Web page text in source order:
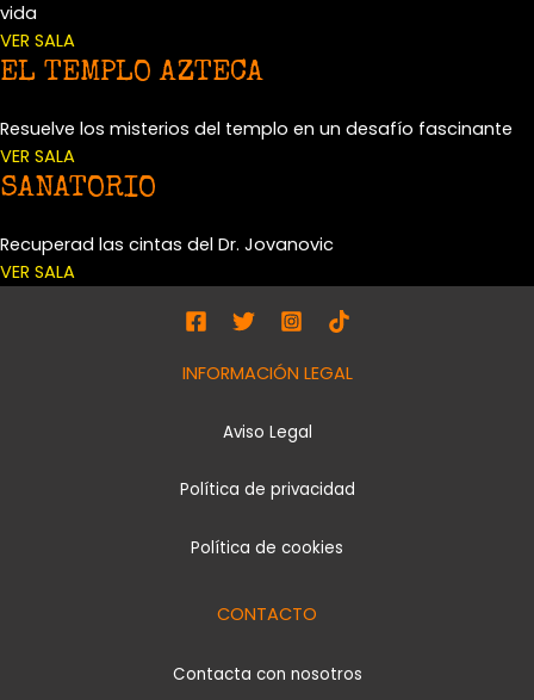
vida
VER SALA
EL TEMPLO AZTECA
Resuelve los misterios del templo en un desafío fascinante
VER SALA
SANATORIO
Recuperad las cintas del Dr. Jovanovic
VER SALA
INFORMACIÓN LEGAL
Aviso Legal
Política de privacidad
Política de cookies
CONTACTO
Contacta con nosotros